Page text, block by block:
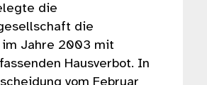
die
die
Jahre 2003 mit
Hausverbot. In
vom Februar